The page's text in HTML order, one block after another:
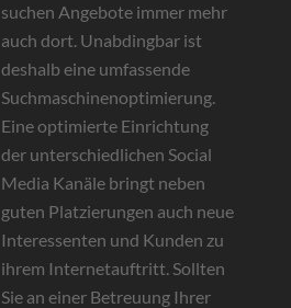
suchen Angebote immer mehr
auch dort. Unabdingbar ist
deshalb eine umfassende
Suchmaschinenoptimierung.
Eine optimierte Einrichtung
der unterschiedlichen Social
Media Kanäle bringt neben
guten Platzierungen auch neue
Interessenten und Kunden zu
ihrem Internetauftritt. Sollten
Sie an einer Betreuung Ihrer